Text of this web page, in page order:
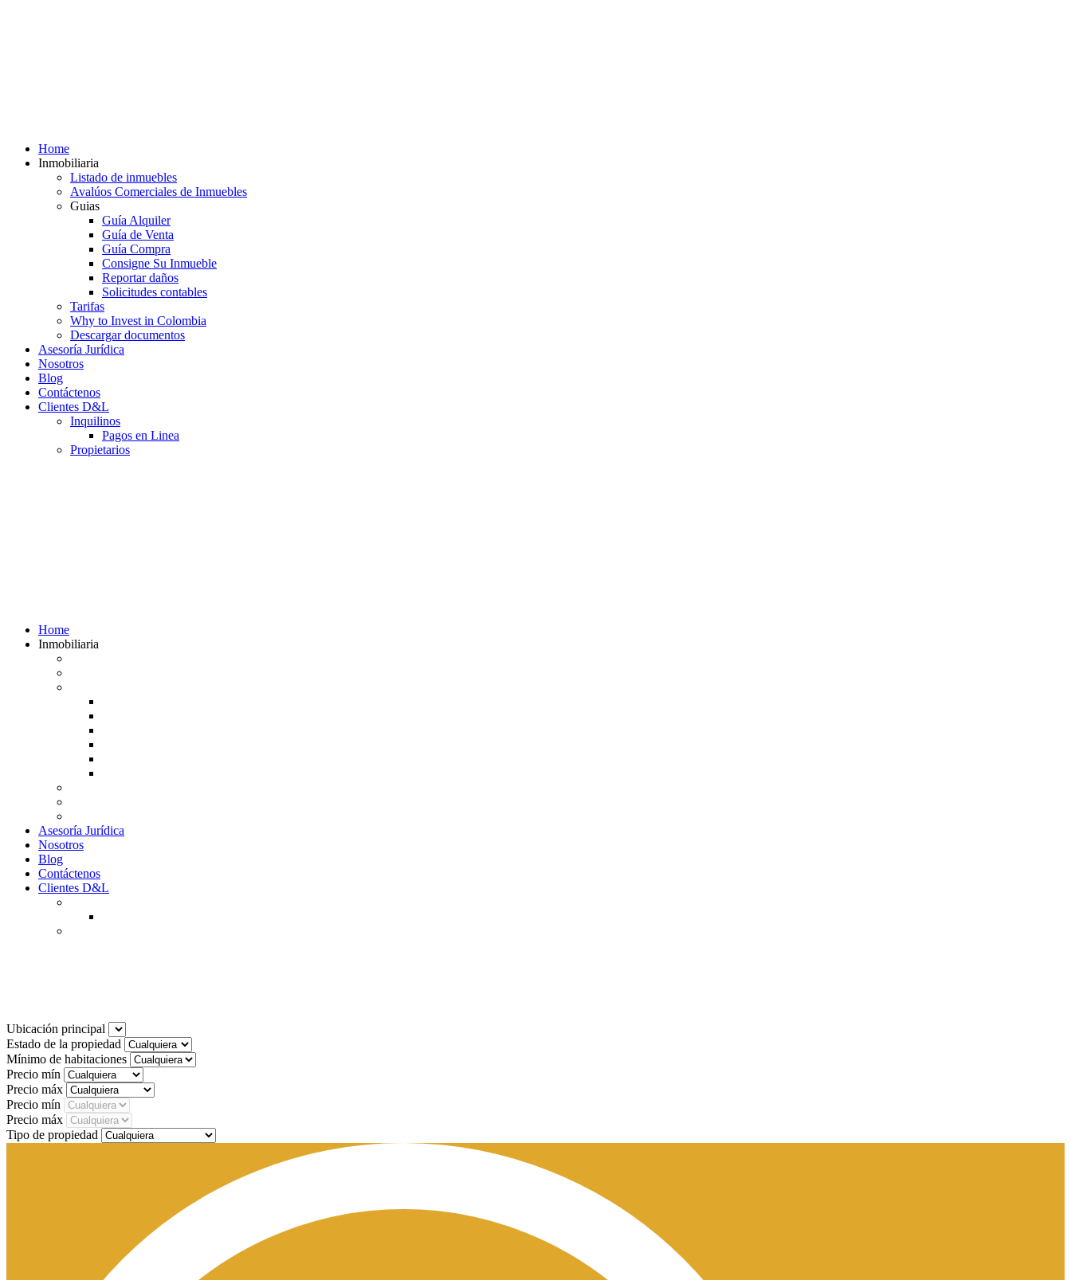
Home
Inmobiliaria
Listado de inmuebles
Avalúos Comerciales de Inmuebles
Guias
Guía Alquiler
Guía de Venta
Guía Compra
Consigne Su Inmueble
Reportar daños
Solicitudes contables
Tarifas
Why to Invest in Colombia
Descargar documentos
Asesoría Jurídica
Nosotros
Blog
Contáctenos
Clientes D&L
Inquilinos
Pagos en Linea
Propietarios
Home
Inmobiliaria
Asesoría Jurídica
Nosotros
Blog
Contáctenos
Clientes D&L
Ubicación principal
Estado de la propiedad
Mínimo de habitaciones
Precio mín
Precio máx
Precio mín
Precio máx
Tipo de propiedad